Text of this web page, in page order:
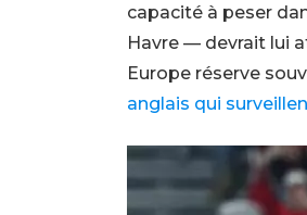
capacité à peser
Havre — devrait lui
Europe réserve
anglais qui